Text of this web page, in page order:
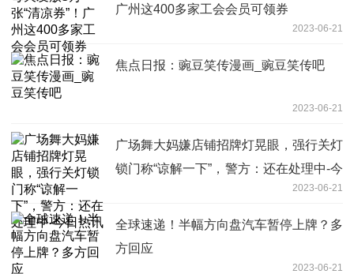
广州这400多家工会会员可领券
2023-06-21
焦点日报：豌豆笑传漫画_豌豆笑传吧
2023-06-21
广场舞大妈嫌店铺招牌灯晃眼，强行关灯
锁门称“谅解一下”，警方：还在处理中-今
2023-06-21
全球速递！半幅方向盘汽车暂停上牌？多
方回应
2023-06-21